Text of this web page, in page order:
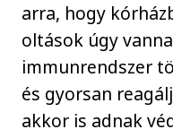
arra, hogy
oltások úgy
immunrendszer
és gyorsan
akkor is adnak